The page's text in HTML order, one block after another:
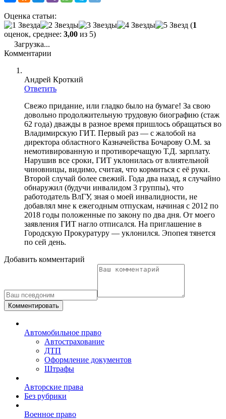
Оценка статьи:
(1
оценок, среднее: 3,00 из 5)
Загрузка...
Комментарии
Андрей Кроткий
Ответить
Свежо придание, или гладко было на бумаге! За свою
довольно продолжительную трудовую биографию (стаж
62 года) дважды в разное время пришлось обращаться во
Владимирскую ГИТ. Первый раз — с жалобой на
директора областного Казначейства Бочарову О.М. за
немотивированную и противоречащую Т.Д. зарплату.
Нарушив все сроки, ГИТ уклонилась от влиятельной
чиновницы, видимо, считая, что кормиться с её руки.
Второй случай более свежий. Года два назад, я случайно
обнаружил (будучи инвалидом 3 группы), что
работодатель ВлГУ, зная о моей инвалидности, не
добавлял мне к ежегодным отпускам, начиная с 2012 по
2018 годы положенные по закону по два дня. От моего
заявления ГИТ нагло отписался. На приглашение в
Городскую Прокуратуру — уклонился. Эпопея тянется
по сей день.
Добавить комментарий
Комментировать
Автомобильное право
Автострахование
ДТП
Оформление документов
Штрафы
Авторские права
Без рубрики
Военное право